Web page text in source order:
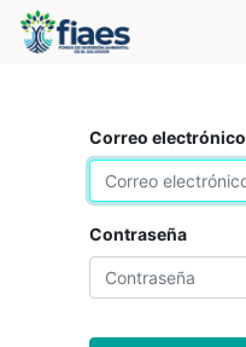
Correo electrónico
Contraseña